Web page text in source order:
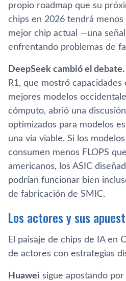
propio roadmap que su
chips en 2026 tendrá
mejor chip actual —una
enfrentando problemas de
DeepSeek cambió el debate.
R1, que mostró
mejores modelos
cómputo, abrió una
optimizados para modelos
una vía viable. Si los
consumen menos FLOPS
americanos, los ASIC
podrían funcionar bien
de fabricación de SMIC.
Los actores y sus
El paisaje de chips de IA en
de actores con estrategias
Huawei sigue apostando